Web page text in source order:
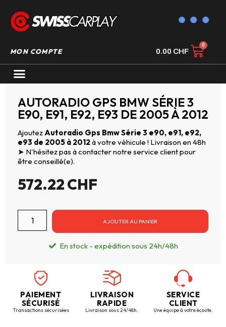
MON COMPTE 0.00 CHF
AUTORADIO GPS BMW SÉRIE 3
E90, E91, E92, E93 DE 2005 À 2012
Ajoutez Autoradio Gps Bmw Série 3 e90, e91, e92,
e93 de 2005 à 2012à votre véhicule ! Livraison en 48h
➤ N'hésitez pas à contacter notre service client pour
être conseillé(e).
572.22CHF
AJOUTER AU PANIER
En stock - expédition sous 24h/48h
PAIEMENT
SÉCURISÉ
Transactions sécurisées
LIVRAISON
RAPIDE
Livraison sous 24/48h.
SERVICE
CLIENT
Une équipe à votre écoute.